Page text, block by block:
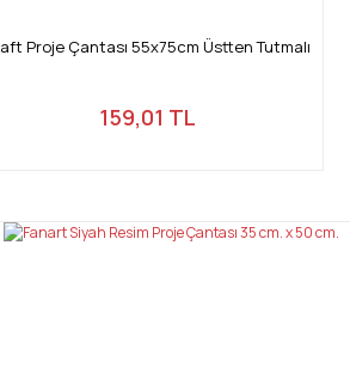
Proje Çantası 55x75cm Üstten Tutmalı
159,01 TL